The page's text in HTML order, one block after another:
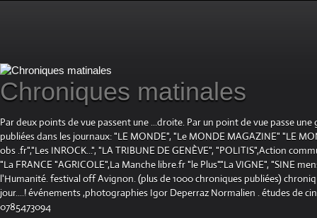
Chroniques matinales
Par deux points de vue passent une ...droite. Par un point de vue passe
publiées dans les journaux: "LE MONDE", "Le MONDE MAGAZINE" "LE
obs .fr","Les INROCK...", "LA TRIBUNE DE GENÈVE", "POLITIS",Action
"La FRANCE "AGRICOLE",La Manche libre.fr "le Plus"."La VIGNE", "SINE
l'Humanité. festival off Avignon. (plus de 1000 chroniques publiées)
jour....! événements ,photographies Igor Deperraz Normalien . études de
0785473094